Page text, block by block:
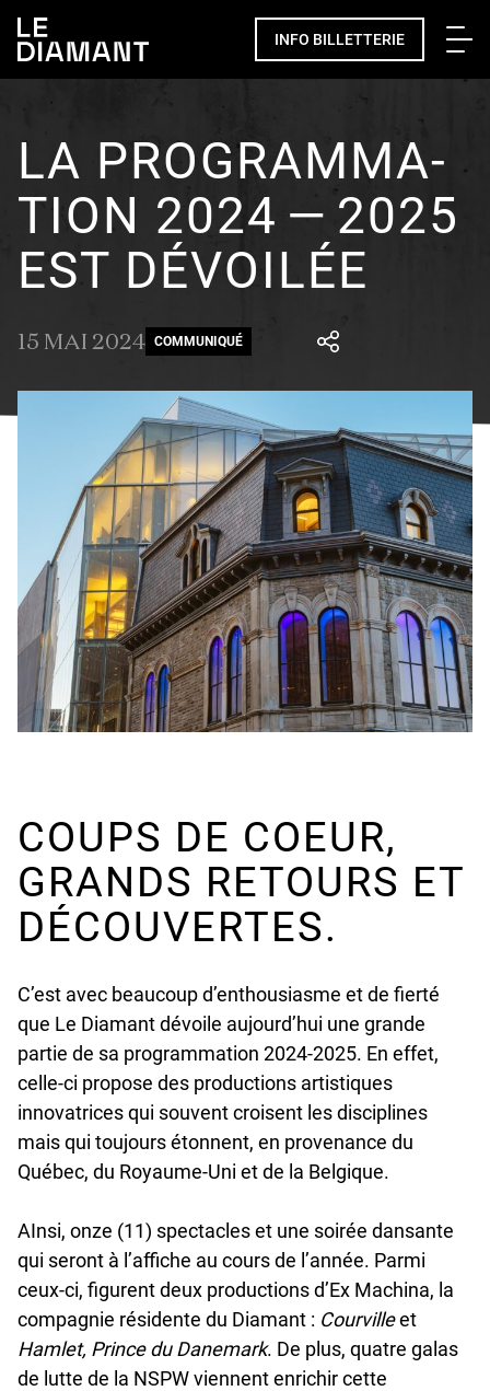
INFO BILLETTERIE
LA PROGRAMMA­­­­­­­
TION 2024 — 2025
EST DÉVOILÉE
15 MAI 2024 COMMUNIQUÉ
COUPS DE COEUR,
GRANDS RETOURS ET
DÉCOUVERTES.
C’est avec beaucoup d’enthousiasme et de fierté
que Le Diamant dévoile aujourd’hui une grande
partie de sa programmation 2024-2025. En effet,
celle-ci propose des productions artistiques
innovatrices qui souvent croisent les disciplines
mais qui toujours étonnent, en provenance du
Québec, du Royaume-Uni et de la Belgique.
AInsi, onze (11) spectacles et une soirée dansante
qui seront à l’affiche au cours de l’année. Parmi
ceux-ci, figurent deux productions d’Ex Machina, la
compagnie résidente du Diamant : Courvilleet
Hamlet, Prince du Danemark. De plus, quatre galas
de lutte de la NSPW viennent enrichir cette
Facebook
undefined
linkedin
undefined
twitter
undefined
Courriel